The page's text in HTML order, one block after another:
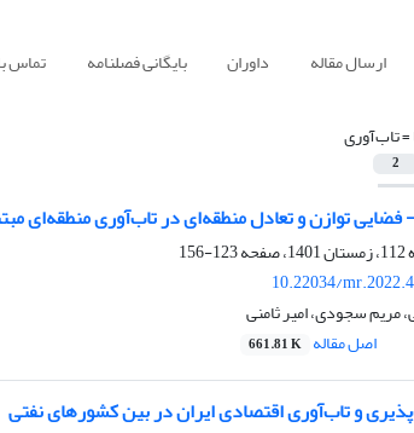
ارسال مقاله داوران بایگانی فصلنامه تماس
=تاب‌آوری
2
فضایی توازن و تعادل منطقه‌ای در تاب‌آوری
123-156
10.22034/
مریم سجودی، امیر ثامنی
اصل مقاله 661.81 K
و تاب‌آوری اقتصادی ایران در بین کشورهای نفتی